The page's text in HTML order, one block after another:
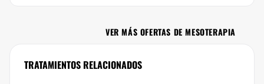
No dejes escapar esta oportunidad: con Clinicasesteticas.com.co vas a
Antienvejecimiento. Si estás buscando el mejor precio para un servicio de
calidad, ¡has encontrado la mejor opción! Porque en Clinicasesteticas.com.co,
VER MÁS OFERTAS DE MESOTERAPIA
TRATAMIENTOS RELACIONADOS